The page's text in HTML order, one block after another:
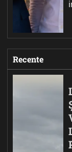
Recente